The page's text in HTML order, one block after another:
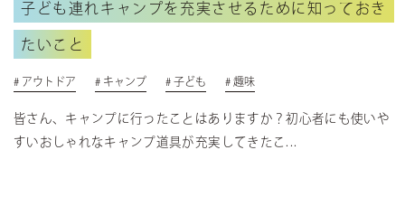
子ども連れキャンプを充実させるために知っておき
たいこと
# アウトドア # キャンプ # 子ども # 趣味
皆さん、キャンプに行ったことはありますか？初心者にも使いや
すいおしゃれなキャンプ道具が充実してきたこ...